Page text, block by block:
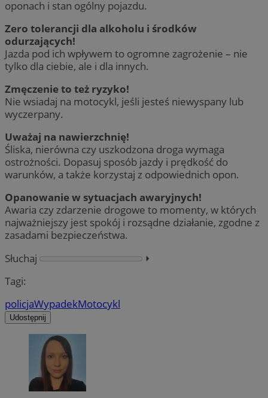
oponach i stan ogólny pojazdu.
Zero tolerancji dla alkoholu i środków
odurzających!
Jazda pod ich wpływem to ogromne zagrożenie – nie
tylko dla ciebie, ale i dla innych.
Zmęczenie to też ryzyko!
Nie wsiadaj na motocykl, jeśli jesteś niewyspany lub
wyczerpany.
Uważaj na nawierzchnię!
Śliska, nierówna czy uszkodzona droga wymaga
ostrożności. Dopasuj sposób jazdy i prędkość do
warunków, a także korzystaj z odpowiednich opon.
Opanowanie w sytuacjach awaryjnych!
Awaria czy zdarzenie drogowe to momenty, w których
najważniejszy jest spokój i rozsądne działanie, zgodne z
zasadami bezpieczeństwa.
Słuchaj
⏵︎
Tagi:
policjaWypadekMotocykl
Udostępnij